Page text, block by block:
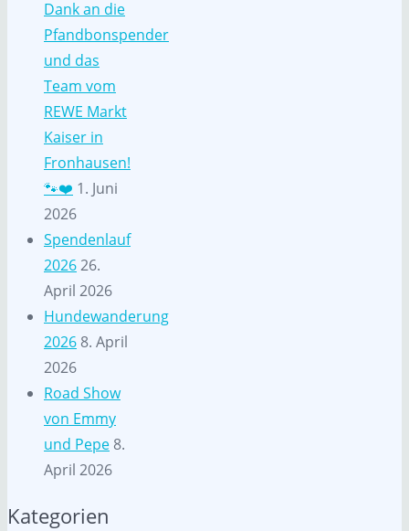
Dank an die
Pfandbonspender
und das
Team vom
REWE Markt
Kaiser in
Fronhausen!
🐾❤️ 1. Juni
2026
Spendenlauf
202626.
April 2026
Hundewanderung
2026 8. April
2026
Road Show
von Emmy
und Pepe 8.
April 2026
Kategorien